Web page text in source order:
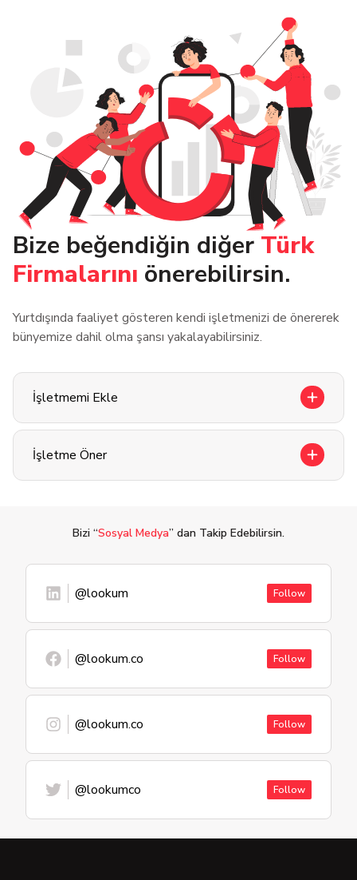
Bize beğendiğin diğer Türk
Firmalarını önerebilirsin.
Yurtdışında faaliyet gösteren kendi işletmenizi de önererek
bünyemize dahil olma şansı yakalayabilirsiniz.
İşletmemi Ekle
İşletme Öner
Bizi “Sosyal Medya” dan Takip Edebilirsin.
@lookum Follow
@lookum.co Follow
@lookum.co Follow
@lookumco Follow